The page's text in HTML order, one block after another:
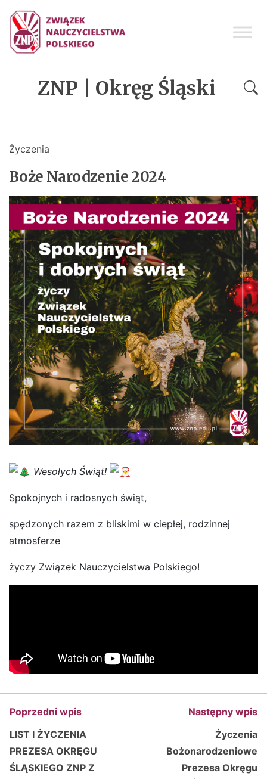
ZNP | Okręg Śląski
Życzenia
Boże Narodzenie 2024
Wesołych Świąt!
Spokojnych i radosnych świąt,
spędzonych razem z bliskimi w ciepłej, rodzinnej
atmosferze
życzy Związek Nauczycielstwa Polskiego!
Poprzedni wpis
LIST I ŻYCZENIA
PREZESA OKRĘGU
ŚLĄSKIEGO ZNP Z
Następny wpis
Życzenia
Bożonarodzeniowe
Prezesa Okręgu